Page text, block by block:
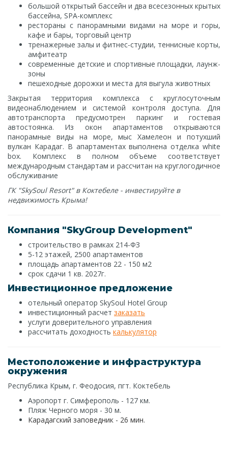
большой открытый бассейн и два всесезонных крытых
бассейна, SPA-комплекс
рестораны с панорамными видами на море и горы,
кафе и бары, торговый центр
тренажерные залы и фитнес-студии, теннисные корты,
амфитеатр
современные детские и спортивные площадки, лаунж-
зоны
пешеходные дорожки и места для выгула животных
Закрытая территория комплекса с круглосуточным
видеонаблюдением и системой контроля доступа. Для
автотранспорта предусмотрен паркинг и гостевая
автостоянка. Из окон апартаментов открываются
панорамные виды на море, мыс Хамелеон и потухший
вулкан Карадаг. В апартаментах выполнена отделка white
box. Комплекс в полном объеме соответствует
международным стандартам и рассчитан на круглогодичное
обслуживание
ГК "SkySoul Resort" в Коктебеле - инвестируйте в
недвижимость Крыма!
Компания "SkyGroup Development"
строительство в рамках 214-ФЗ
5-12 этажей, 2500 апартаментов
площадь апартаментов 22 - 150 м2
срок сдачи 1 кв. 2027г.
Инвестиционное предложение
отельный оператор SkySoul Hotel Group
инвестиционный расчет заказать
услуги доверительного управления
рассчитать доходность калькулятор
Местоположение и инфраструктура
окружения
Республика Крым, г. Феодосия, пгт. Коктебель
Аэропорт г. Симферополь - 127 км.
Пляж Черного моря - 30 м.
Карадагский заповедник - 26 мин.